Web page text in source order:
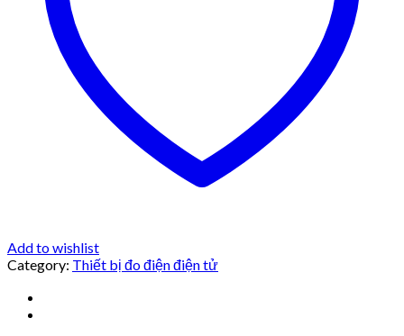
Add to wishlist
Category: Thiết bị đo điện điện tử